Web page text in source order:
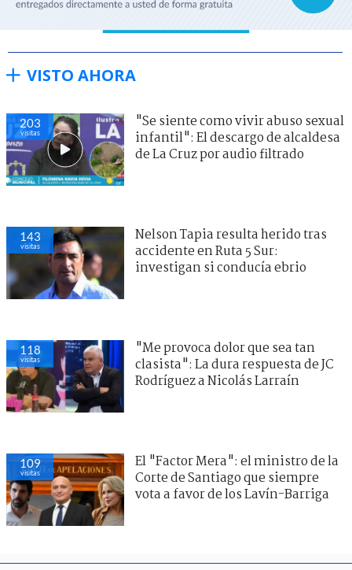
VISTO AHORA
203
visitas
"Se siente como vivir abuso sexual
infantil": El descargo de alcaldesa
de La Cruz por audio filtrado
143
visitas
Nelson Tapia resulta herido tras
accidente en Ruta 5 Sur:
investigan si conducía ebrio
118
visitas
"Me provoca dolor que sea tan
clasista": La dura respuesta de JC
Rodríguez a Nicolás Larraín
109
visitas
El "Factor Mera": el ministro de la
Corte de Santiago que siempre
vota a favor de los Lavín-Barriga